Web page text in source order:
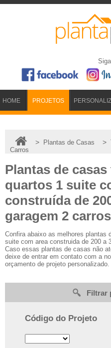
HOME PROJETOS
> Plantas de Casas >
Carros
Plantas de casas
quartos 1 suite
construída de
garagem 2
Confira abaixo as melhores plantas
suite com area construida de 200 a
Caso essas plantas de casas não
deixe de entrar em contato com a
orçamento de projeto personalizado.
Filtrar
Código do Projeto